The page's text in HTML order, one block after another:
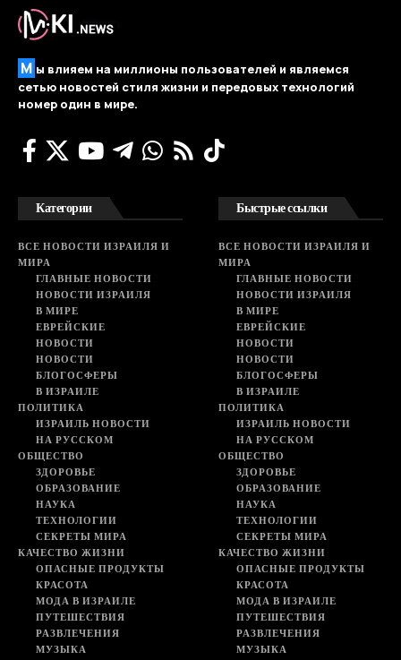
М ы влияем на миллионы пользователей и являемся
сетью новостей стиля жизни и передовых технологий
номер один в мире.
Категории
ВСЕ НОВОСТИ ИЗРАИЛЯ И
МИРА
ГЛАВНЫЕ НОВОСТИ
НОВОСТИ ИЗРАИЛЯ
В МИРЕ
ЕВРЕЙСКИЕ
НОВОСТИ
НОВОСТИ
БЛОГОСФЕРЫ
В ИЗРАИЛЕ
ПОЛИТИКА
ИЗРАИЛЬ НОВОСТИ
НА РУССКОМ
ОБЩЕСТВО
ЗДОРОВЬЕ
ОБРАЗОВАНИЕ
НАУКА
ТЕХНОЛОГИИ
СЕКРЕТЫ МИРА
КАЧЕСТВО ЖИЗНИ
ОПАСНЫЕ ПРОДУКТЫ
КРАСОТА
МОДА В ИЗРАИЛЕ
ПУТЕШЕСТВИЯ
РАЗВЛЕЧЕНИЯ
МУЗЫКА
Быстрые ссылки
ВСЕ НОВОСТИ ИЗРАИЛЯ И
МИРА
ГЛАВНЫЕ НОВОСТИ
НОВОСТИ ИЗРАИЛЯ
В МИРЕ
ЕВРЕЙСКИЕ
НОВОСТИ
НОВОСТИ
БЛОГОСФЕРЫ
В ИЗРАИЛЕ
ПОЛИТИКА
ИЗРАИЛЬ НОВОСТИ
НА РУССКОМ
ОБЩЕСТВО
ЗДОРОВЬЕ
ОБРАЗОВАНИЕ
НАУКА
ТЕХНОЛОГИИ
СЕКРЕТЫ МИРА
КАЧЕСТВО ЖИЗНИ
ОПАСНЫЕ ПРОДУКТЫ
КРАСОТА
МОДА В ИЗРАИЛЕ
ПУТЕШЕСТВИЯ
РАЗВЛЕЧЕНИЯ
МУЗЫКА